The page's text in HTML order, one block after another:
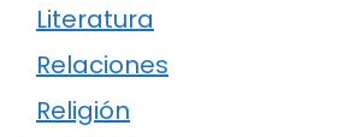
Literatura
Relaciones
Religión